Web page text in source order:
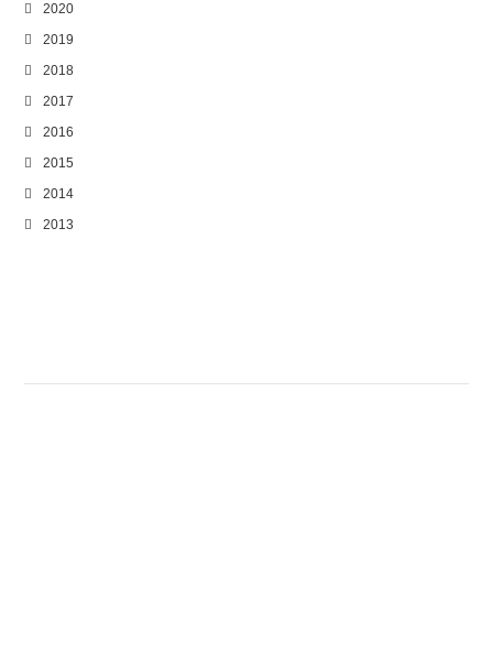
2020
2019
2018
2017
2016
2015
2014
2013